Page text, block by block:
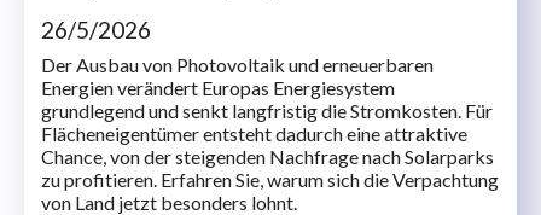
26/5/2026
Der Ausbau von Photovoltaik und erneuerbaren
Energien verändert Europas Energiesystem
grundlegend und senkt langfristig die Stromkosten. Für
Flächeneigentümer entsteht dadurch eine attraktive
Chance, von der steigenden Nachfrage nach Solarparks
zu profitieren. Erfahren Sie, warum sich die Verpachtung
von Land jetzt besonders lohnt.